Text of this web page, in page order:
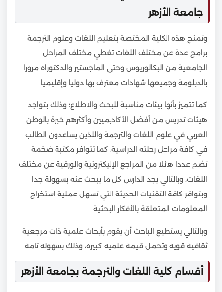
جامعة الأزهر
وتمنح هذه الكلية المختصة بتعليم اللغات وعلوم الترجمة
برامج عدة عن مختلف اللغات تغطي مختلف المراحل
الجامعية من البكالوريوس وحتى الماجستير والدكتوراه مرورا
بالدبلومة وجميعها شهادات معترف بها دوليا وإقليميا.
كما تتميز بأنها بيئات مناسبة للبحث والاطلاع؛ وذلك بتواجد
هيئات تدريس من أفضل الأكاديميين وأكثرهم خبرة بالوطن
العربي في علوم اللغات والترجمة واللذين يساعدون الطالب
في كافة مراحل رحلته الدراسية، كما تتوافر مكتبة ضخمة
تضم عددا هائلا من المراجع الإليكترونية والورقية عن مختلف
اللغات، وبالتالي يجد الدارس كل ما يبحث عنه بسهولة جدا
وبتوافر كافة التقنيات الحديثة التي تسهل عملية استخراج
المعلومات المتعلقة بالأفكار البحثية.
وبالتالي يستطيع الباحث أن يقوم بأبحاث علمية ذات مرجعية
ثقافية قوية وتحمل قيمة علمية كبيرة، وذلك بسهولة تامة.
أقسام كلية اللغات والترجمة بجامعة الأزهر